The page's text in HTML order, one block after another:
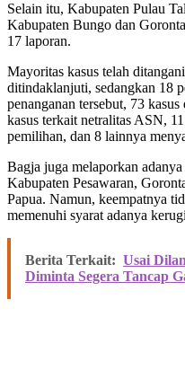
Selain itu, Kabupaten Pulau
Kabupaten Bungo dan
17 laporan.
Mayoritas kasus telah
ditindaklanjuti, sedangkan 18
penanganan tersebut, 73
kasus terkait netralitas ASN,
pemilihan, dan 8 lainnya
Bagja juga melaporkan
Kabupaten Pesawaran,
Papua. Namun, keempatnya
memenuhi syarat adanya
Berita Terkait: Usai
Diminta Segera Tancap